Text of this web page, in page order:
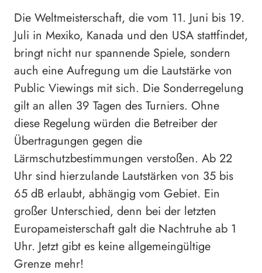
Die Weltmeisterschaft, die vom 11. Juni bis 19.
Juli in Mexiko, Kanada und den USA stattfindet,
bringt nicht nur spannende Spiele, sondern
auch eine Aufregung um die Lautstärke von
Public Viewings mit sich. Die Sonderregelung
gilt an allen 39 Tagen des Turniers. Ohne
diese Regelung würden die Betreiber der
Übertragungen gegen die
Lärmschutzbestimmungen verstoßen. Ab 22
Uhr sind hierzulande Lautstärken von 35 bis
65 dB erlaubt, abhängig vom Gebiet. Ein
großer Unterschied, denn bei der letzten
Europameisterschaft galt die Nachtruhe ab 1
Uhr. Jetzt gibt es keine allgemeingültige
Grenze mehr!